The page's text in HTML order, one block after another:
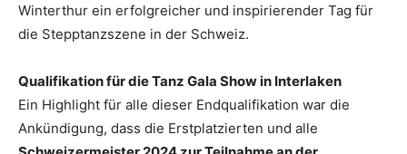
Winterthur ein erfolgreicher und inspirierender Tag für
die Stepptanzszene in der Schweiz.
Qualifikation für die Tanz Gala Show in Interlaken
Ein Highlight für alle dieser Endqualifikation war die
Ankündigung, dass die Erstplatzierten und alle